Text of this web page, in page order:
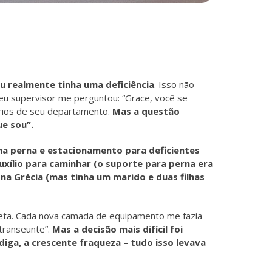
realmente tinha uma deficiência. Isso não
supervisor me perguntou: “Grace, você se
de seu departamento. Mas a questão
sou”.
perna e estacionamento para deficientes
para caminhar (o suporte para perna era
Grécia (mas tinha um marido e duas filhas
Cada nova camada de equipamento me fazia
Mas a decisão mais difícil foi
a crescente fraqueza – tudo isso levava